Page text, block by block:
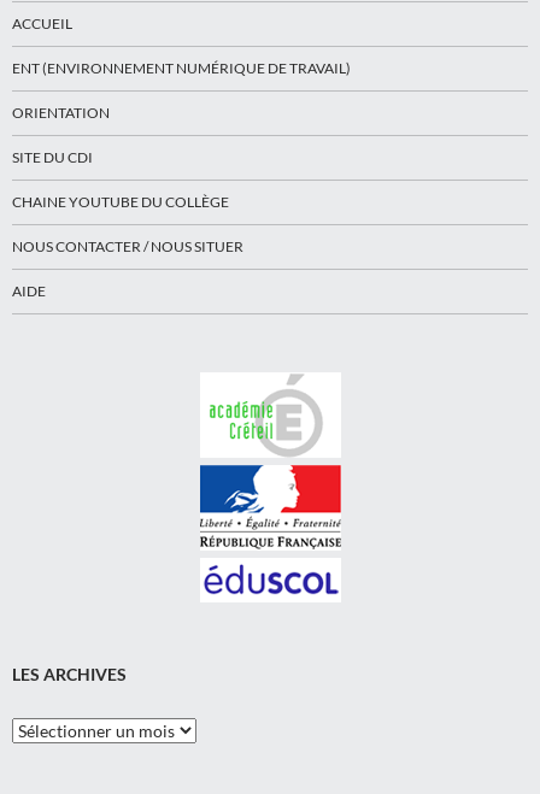
ACCUEIL
ENT (ENVIRONNEMENT NUMÉRIQUE DE TRAVAIL)
ORIENTATION
SITE DU CDI
CHAINE YOUTUBE DU COLLÈGE
NOUS CONTACTER / NOUS SITUER
AIDE
LES ARCHIVES
Les
Archives